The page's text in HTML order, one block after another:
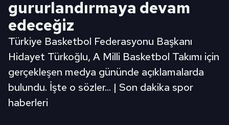
gururlandırmaya devam
edeceğiz
Türkiye Basketbol Federasyonu Başkanı
Hidayet Türkoğlu, A Milli Basketbol Takımı için
gerçekleşen medya gününde açıklamalarda
bulundu. İşte o sözler... | Son dakika spor
haberleri